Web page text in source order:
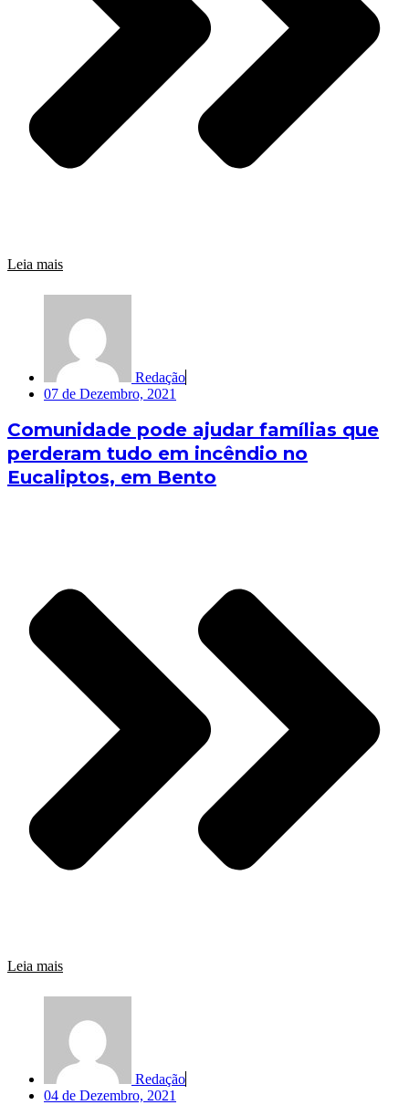
Leia mais
Redação
07 de Dezembro, 2021
Comunidade pode ajudar famílias que
perderam tudo em incêndio no
Eucaliptos, em Bento
Leia mais
Redação
04 de Dezembro, 2021